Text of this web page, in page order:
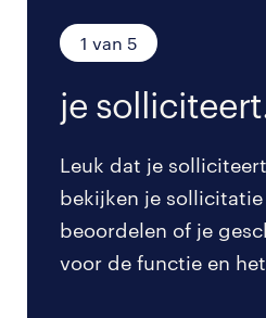
1 van 5
je
Leuk dat je
bekijken je sollicitatie
beoordelen of je
voor de functie en